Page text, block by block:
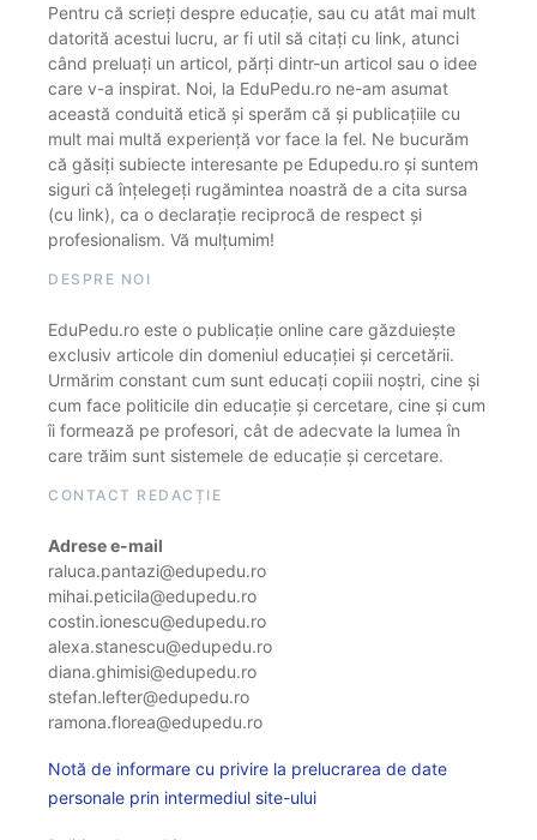
Pentru că scrieți despre educație, sau cu atât mai mult
datorită acestui lucru, ar fi util să citați cu link, atunci
când preluați un articol, părți dintr-un articol sau o idee
care v-a inspirat. Noi, la EduPedu.ro ne-am asumat
această conduită etică și sperăm că și publicațiile cu
mult mai multă experiență vor face la fel. Ne bucurăm
că găsiți subiecte interesante pe Edupedu.ro și suntem
siguri că înțelegeți rugămintea noastră de a cita sursa
(cu link), ca o declarație reciprocă de respect și
profesionalism. Vă mulțumim!
DESPRE NOI
EduPedu.ro este o publicație online care găzduiește
exclusiv articole din domeniul educației și cercetării.
Urmărim constant cum sunt educați copiii noștri, cine și
cum face politicile din educație și cercetare, cine și cum
îi formează pe profesori, cât de adecvate la lumea în
care trăim sunt sistemele de educație și cercetare.
CONTACT REDACȚIE
Adrese e-mail
raluca.pantazi@edupedu.ro
mihai.peticila@edupedu.ro
costin.ionescu@edupedu.ro
alexa.stanescu@edupedu.ro
diana.ghimisi@edupedu.ro
stefan.lefter@edupedu.ro
ramona.florea@edupedu.ro
Notă de informare cu privire la prelucrarea de date
personale prin intermediul site-ului